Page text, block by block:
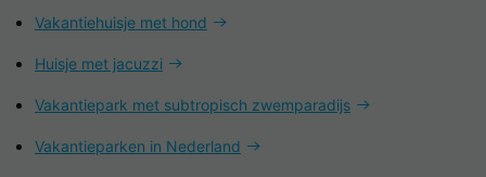
Vakantiehuisje met hond
Huisje met jacuzzi
Vakantiepark met subtropisch zwemparadijs
Vakantieparken in Nederland